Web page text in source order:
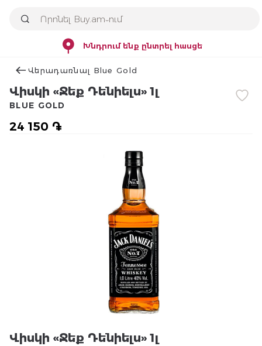
Խնդրում ենք ընտրել հասցե
Վերադառնալ Blue Gold
Վիսկի «Ջեք Դենիելս» 1լ
24 150 ֏
BLUE GOLD
Վիսկի «Ջեք Դենիելս» 1լ